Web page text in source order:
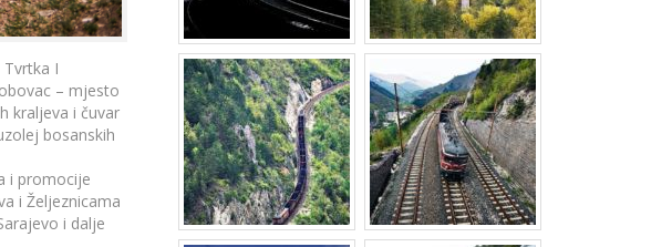
I
– mjesto
kraljeva i čuvar
bosanskih
i promocije
i Željeznicama
i dalje